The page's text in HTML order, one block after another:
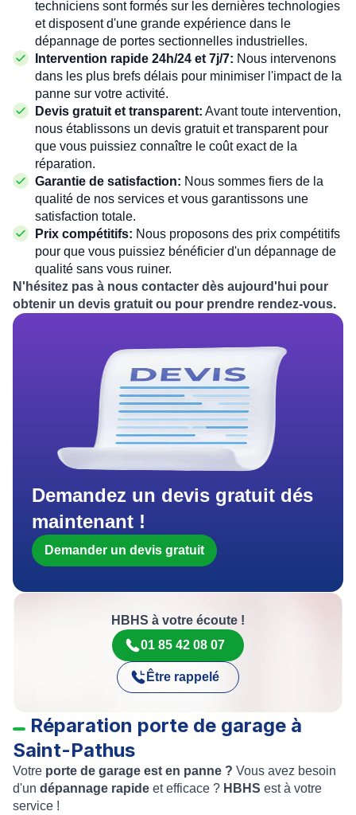
techniciens sont formés sur les dernières technologies
et disposent d'une grande expérience dans le
dépannage de portes sectionnelles industrielles.
Intervention rapide 24h/24 et 7j/7: Nous intervenons
dans les plus brefs délais pour minimiser l'impact de la
panne sur votre activité.
Devis gratuit et transparent: Avant toute intervention,
nous établissons un devis gratuit et transparent pour
que vous puissiez connaître le coût exact de la
réparation.
Garantie de satisfaction: Nous sommes fiers de la
qualité de nos services et vous garantissons une
satisfaction totale.
Prix compétitifs: Nous proposons des prix compétitifs
pour que vous puissiez bénéficier d'un dépannage de
qualité sans vous ruiner.
N'hésitez pas à nous contacter dès aujourd'hui pour
obtenir un devis gratuit ou pour prendre rendez-vous.
Demandez un devis gratuit dés
maintenant !
Demander un devis gratuit
HBHS à votre écoute !
01 85 42 08 07
Être rappelé
Réparation porte de garage à
Saint-Pathus
Votre porte de garage est en panne ? Vous avez besoin
d'un dépannage rapide et efficace ? HBHS est à votre
service !